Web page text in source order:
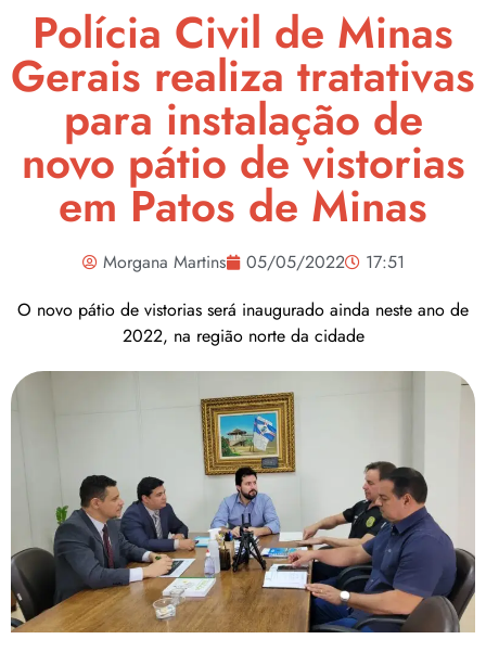
Polícia Civil de Minas
Gerais realiza tratativas
para instalação de
novo pátio de vistorias
em Patos de Minas
Morgana Martins 05/05/2022
17:51
O novo pátio de vistorias será inaugurado ainda neste ano de
2022, na região norte da cidade